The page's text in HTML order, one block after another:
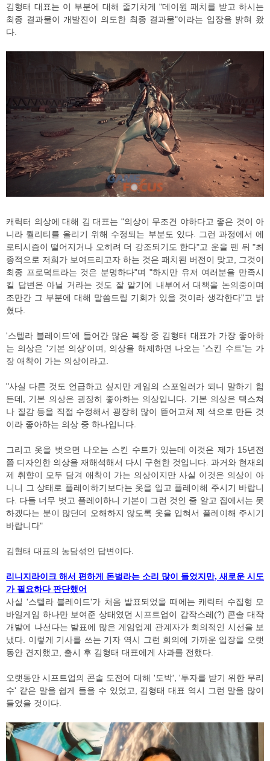
김형태 대표는 이 부분에 대해 줄기차게 "데이원 패치를 받고 하시는
최종 결과물이 개발진이 의도한 최종 결과물"이라는 입장을 밝혀 왔
다.
캐릭터 의상에 대해 김 대표는 "의상이 무조건 야하다고 좋은 것이 아
니라 퀄리티를 올리기 위해 수정되는 부분도 있다. 그런 과정에서 에
로티시즘이 떨어지거나 오히려 더 강조되기도 한다"고 운을 뗀 뒤 "최
종적으로 저희가 보여드리고자 하는 것은 패치된 버전이 맞고, 그것이
최종 프로덕트라는 것은 분명하다"며 "하지만 유저 여러분을 만족시
킬 답변은 아닐 거라는 것도 잘 알기에 내부에서 대책을 논의중이며
조만간 그 부분에 대해 말씀드릴 기회가 있을 것이라 생각한다"고 밝
혔다.
'스텔라 블레이드'에 들어간 많은 복장 중 김형태 대표가 가장 좋아하
는 의상은 '기본 의상'이며, 의상을 해제하면 나오는 '스킨 수트'는 가
장 애착이 가는 의상이라고.
"사실 다른 것도 언급하고 싶지만 게임의 스포일러가 되니 말하기 힘
든데, 기본 의상은 굉장히 좋아하는 의상입니다. 기본 의상은 텍스쳐
나 질감 등을 직접 수정해서 굉장히 많이 뜯어고쳐 제 색으로 만든 것
이라 좋아하는 의상 중 하나입니다.
그리고 옷을 벗으면 나오는 스킨 수트가 있는데 이것은 제가 15년전
쯤 디자인한 의상을 재해석해서 다시 구현한 것입니다. 과거와 현재의
제 취향이 모두 담겨 애착이 가는 의상이지만 사실 이것은 의상이 아
니니 그 상태로 플레이하기보다는 옷을 입고 플레이해 주시기 바랍니
다. 다들 너무 벗고 플레이하니 기본이 그런 것인 줄 알고 집에서는 못
하겠다는 분이 많던데 오해하지 않도록 옷을 입혀서 플레이해 주시기
바랍니다"
김형태 대표의 농담섞인 답변이다.
리니지라이크 해서 편하게 돈벌라는 소리 많이 들었지만, 새로운 시도
가 필요하다 판단했어
사실 '스텔라 블레이드'가 처음 발표되었을 때에는 캐릭터 수집형 모
바일게임 하나만 보여준 상태였던 시프트업이 갑작스레(?) 콘솔 대작
개발에 나선다는 발표에 많은 게임업계 관계자가 회의적인 시선을 보
냈다. 이렇게 기사를 쓰는 기자 역시 그런 회의에 가까운 입장을 오랫
동안 견지했고, 출시 후 김형태 대표에게 사과를 전했다.
오랫동안 시프트업의 콘솔 도전에 대해 '도박', '투자를 받기 위한 무리
수' 같은 말을 쉽게 들을 수 있었고, 김형태 대표 역시 그런 말을 많이
들었을 것이다.